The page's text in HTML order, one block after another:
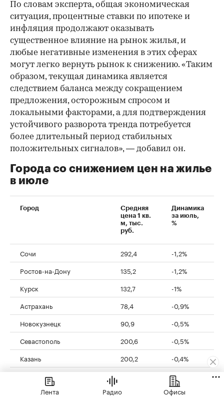
По словам эксперта, общая экономическая
ситуация, процентные ставки по ипотеке и
инфляция продолжают оказывать
существенное влияние на рынок жилья, и
любые негативные изменения в этих сферах
могут легко вернуть рынок к снижению. «Таким
образом, текущая динамика является
следствием баланса между сокращением
предложения, осторожным спросом и
локальными факторами, а для подтверждения
устойчивого разворота тренда потребуется
более длительный период стабильных
положительных сигналов», — добавил он.
Города со снижением цен на жилье
в июле
Город
Средняя
цена 1 кв.
м, тыс.
руб.
Динамика
за июль,
%
Сочи 292,4
-1,2%
Ростов-на-Дону
135,2
-1,2%
Курск
132,7
-1%
Астрахань
78,4
-0,9%
Новокузнецк
90,9
-0,5%
Севастополь
200,6
-0,5%
Казань
200,2
-0,4%
Оренбург
-0,2%
121,8 -0,1%
Лента Радио Офисы